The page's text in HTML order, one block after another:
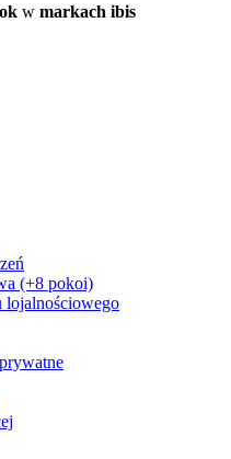
w markach ibis
(+8 pokoi)
lojalnościowego